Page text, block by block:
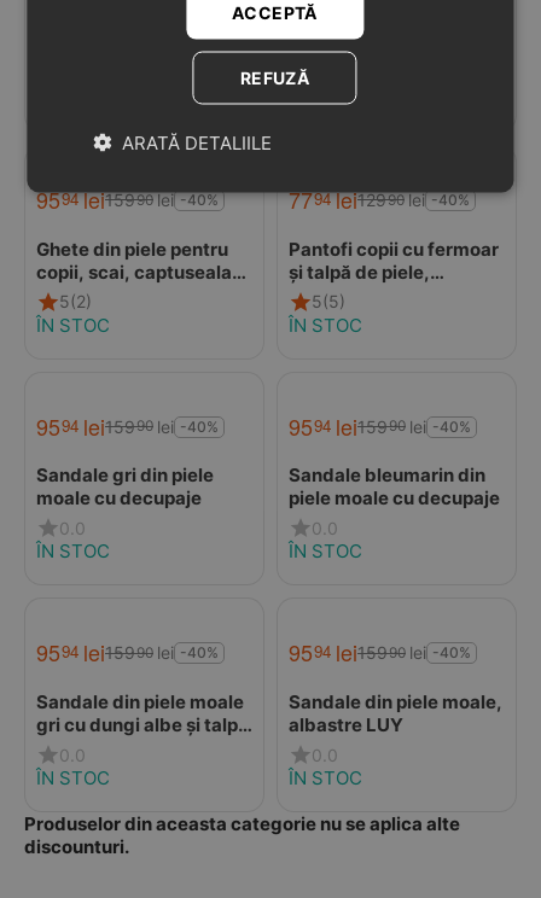
Produselor din aceasta categorie nu se aplica alte
discounturi.
copii, scai, captuseala
din blana naturala, rosu,
Ghete din piele pentru
copii, scai, captuseala
din blana naturala,
maro, LUY
ÎN STOC
9594 lei15990 lei -40%
Ghete din piele pentru
copii, scai, captuseala
din blana naturala, gri
neutru, LUY
5(2)
ÎN STOC
7794 lei12990 lei -40%
Pantofi copii cu fermoar
și talpă de piele,
albastru
5(5)
ÎN STOC
9594 lei15990 lei -40%
Sandale gri din piele
moale cu decupaje
0.0
ÎN STOC
9594 lei15990 lei -40%
Sandale bleumarin din
piele moale cu decupaje
0.0
ÎN STOC
9594 lei15990 lei -40%
Sandale din piele moale
gri cu dungi albe și talpă
din piele întoarsă
0.0
ÎN STOC
9594 lei15990 lei -40%
Sandale din piele moale,
albastre LUY
0.0
ÎN STOC
ACCEPTĂ
REFUZĂ
ARATĂ DETALIILE